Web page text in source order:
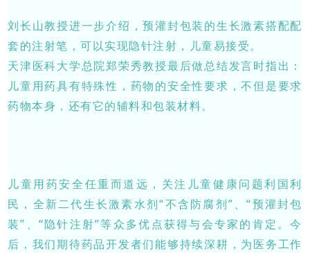
刘长山教授进一步介绍，预灌封包装的生长激素搭配配
套的注射笔，可以实现隐针注射，儿童易接受。
天津医科大学总院郑荣秀教授最后做总结发言时指出：
儿童用药具有特殊性，药物的安全性要求，不但是要求
药物本身，还有它的辅料和包装材料。
儿童用药安全任重而道远，关注儿童健康问题利国利
民，全新二代生长激素水剂“不含防腐剂”、“预灌封包
装”、“隐针注射”等众多优点获得与会专家的肯定。今
后，我们期待药品开发者们能够持续深耕，为医务工作